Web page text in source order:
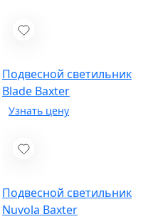
Подвесной светильник
Blade Baxter
Подвесной светильник
Nuvola Baxter